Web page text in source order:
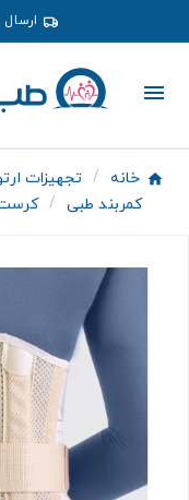
خانه تجهیزات
کمربند طبی
کرست